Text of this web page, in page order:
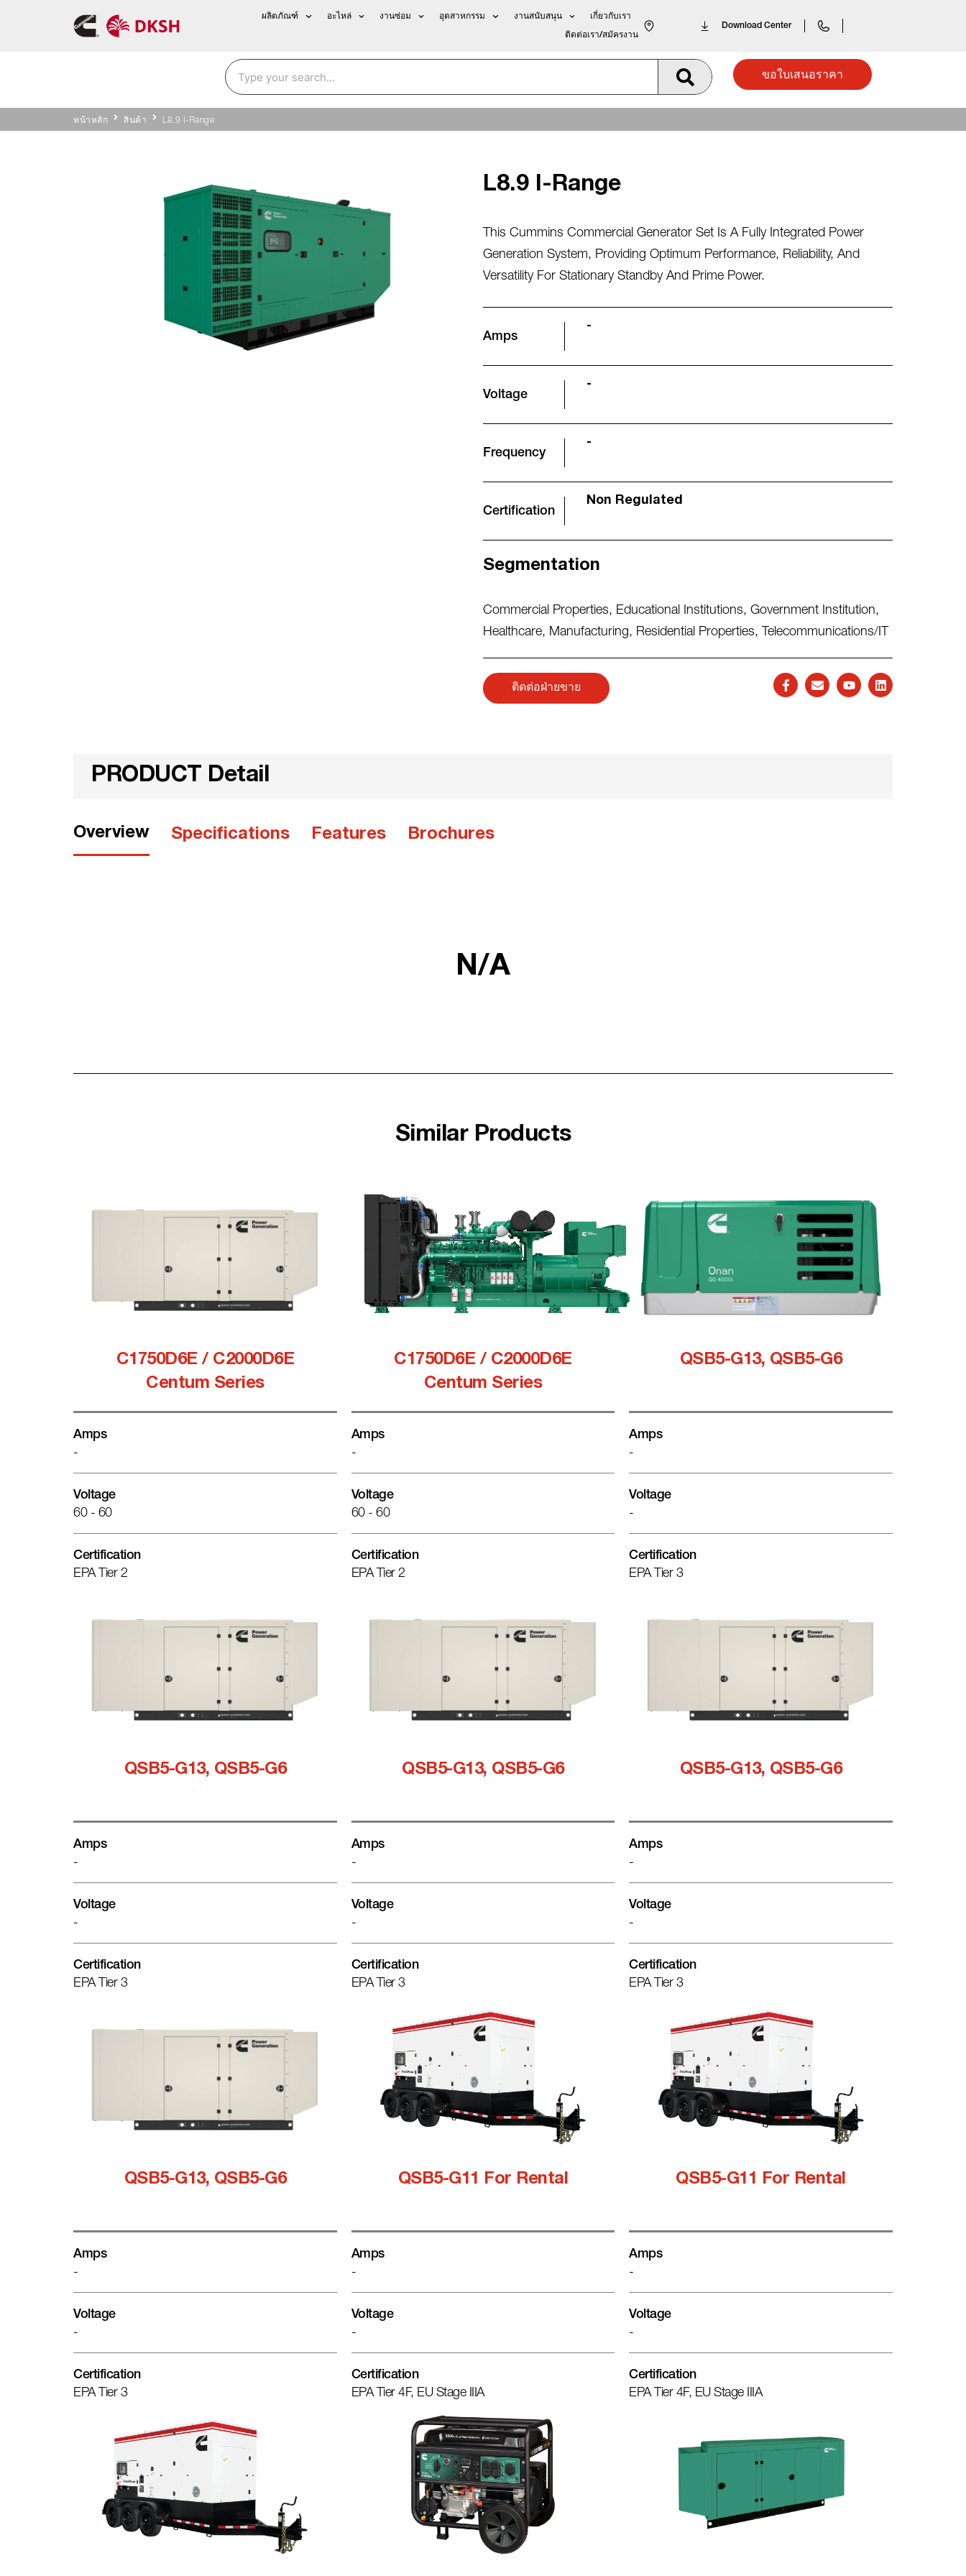
ผลิตภัณฑ์ อะไหล่ งานซ่อม อุตสาหกรรม งานสนับสนุน เกี่ยวกับเรา
ติดต่อเรา/สมัครงาน
Download Center
ขอใบเสนอราคา
หน้าหลัก สินค้า L8.9 I-Range
L8.9 I-Range
This Cummins Commercial Generator Set Is A Fully Integrated Power
Generation System, Providing Optimum Performance, Reliability, And
Versatility For Stationary Standby And Prime Power.
Amps
-
Voltage
-
Frequency
-
Certification
Non Regulated
Segmentation
Commercial Properties, Educational Institutions, Government Institution,
Healthcare, Manufacturing, Residential Properties, Telecommunications/IT
ติดต่อฝ่ายขาย
PRODUCT Detail
Overview Specifications Features Brochures
N/A
Similar Products
C1750D6E / C2000D6E
Centum Series
Amps
-
Voltage
60 - 60
Certification
EPA Tier 2
C1750D6E / C2000D6E
Centum Series
Amps
-
Voltage
60 - 60
Certification
EPA Tier 2
QSB5-G13, QSB5-G6
Amps
-
Voltage
-
Certification
EPA Tier 3
QSB5-G13, QSB5-G6
Amps
-
Voltage
-
Certification
EPA Tier 3
QSB5-G13, QSB5-G6
Amps
-
Voltage
-
Certification
EPA Tier 3
QSB5-G13, QSB5-G6
Amps
-
Voltage
-
Certification
EPA Tier 3
QSB5-G13, QSB5-G6
Amps
-
Voltage
-
Certification
EPA Tier 3
QSB5-G11 For Rental
Amps
-
Voltage
-
Certification
EPA Tier 4F, EU Stage IIIA
QSB5-G11 For Rental
Amps
-
Voltage
-
Certification
EPA Tier 4F, EU Stage IIIA